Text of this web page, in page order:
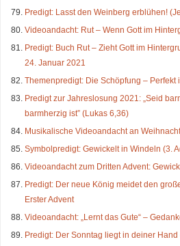
Predigt: Lasst den Weinberg erblühen!
Videoandacht: Rut – Wenn Gott im
Predigt: Buch Rut – Zieht Gott im
24. Januar 2021
Themenpredigt: Die Schöpfung – Perfekt
Predigt zur Jahreslosung 2021: „Seid
barmherzig ist” (Lukas 6,36)
Musikalische Videoandacht an
Symbolpredigt: Gewickelt in Windeln (3.
Videoandacht zum Dritten Advent:
Predigt: Der neue König meidet den
Erster Advent
Videoandacht: „Lernt das Gute“ –
Predigt: Der Sonntag liegt in deiner